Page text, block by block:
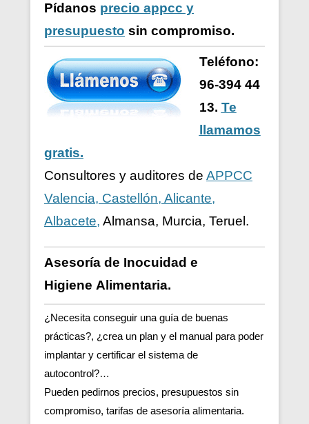
Pídanos precio appcc y
presupuesto sin compromiso.
Teléfono:
96-394 44
13. Te
llamamos
gratis.
Consultores y auditores de APPCC
Valencia, Castellón, Alicante,
Albacete, Almansa, Murcia, Teruel.
Asesoría de Inocuidad e
Higiene Alimentaria.
¿Necesita conseguir una guía de buenas
prácticas?, ¿crea un plan y el manual para poder
implantar y certificar el sistema de
autocontrol?…
Pueden pedirnos precios, presupuestos sin
compromiso, tarifas de asesoría alimentaria.